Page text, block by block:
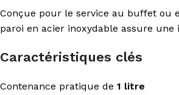
Conçue pour le service au buffet ou
paroi en acier inoxydable assure une
Caractéristiques clés
Contenance pratique de 1 litre